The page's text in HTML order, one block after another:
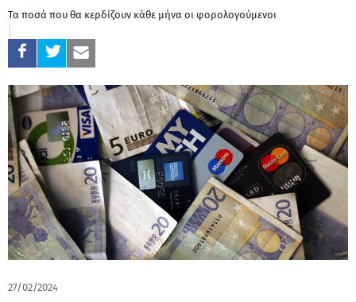
Τα ποσά που θα κερδίζουν κάθε μήνα οι φορολογούμενοι
27/02/2024